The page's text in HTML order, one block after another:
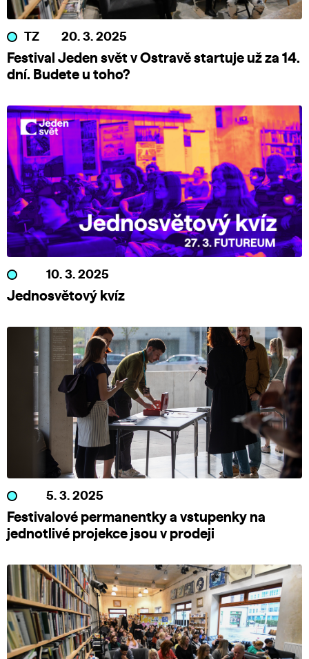
TZ 20. 3. 2025
Festival Jeden svět v Ostravě startuje už za 14.
dní. Budete u toho?
10. 3. 2025
Jednosvětový kvíz
5. 3. 2025
Festivalové permanentky a vstupenky na
jednotlivé projekce jsou v prodeji